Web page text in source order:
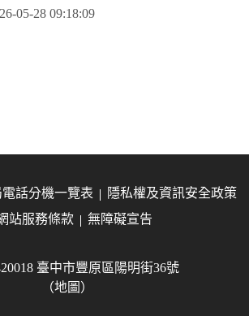
05-28 09:18:09
話分機一覽表
隱私權及資訊安全政策
站服務條款
無障礙宣告
臺中市豐原區陽明街36號
（地圖）